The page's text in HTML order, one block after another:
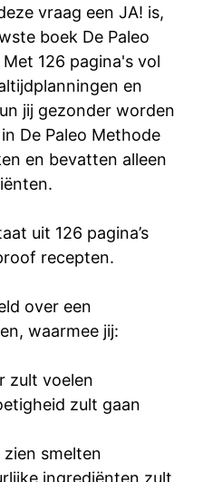
vraag een JA! is,
boek De Paleo
126 pagina's vol
en
jij gezonder worden
De Paleo Methode
en bevatten alleen
uit 126 pagina’s
recepten.
over een
waarmee jij:
zult voelen
zult gaan
smelten
ingrediënten zult